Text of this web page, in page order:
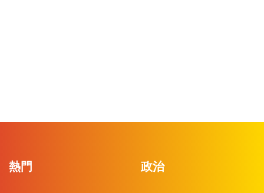
熱門 政治